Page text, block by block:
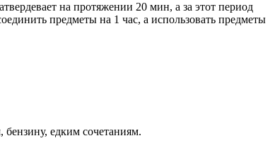
на протяжении 20 мин, а за этот период
предметы на 1 час, а использовать предметы
едким сочетаниям.